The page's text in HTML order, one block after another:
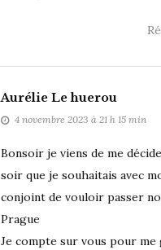
Aurélie Le huerou
4 novembre 2023 à 21 h 15 min
Bonsoir je viens de me
soir que je souhaitais avec
conjoint de vouloir passer
Prague
Je compte sur vous pour me